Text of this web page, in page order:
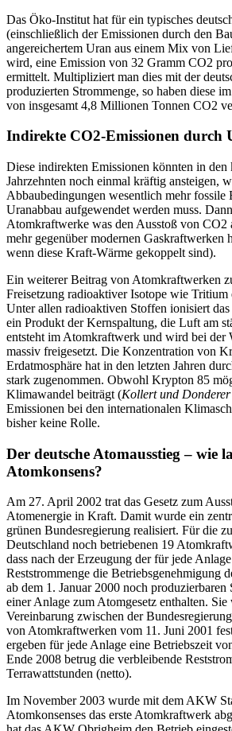
Das Öko-Institut hat für ein typisches
(einschließlich der Emissionen durch den
angereichertem Uran aus einem Mix von
wird, eine Emission von 32 Gramm CO2
ermittelt. Multipliziert man dies mit der
produzierten Strommenge, so haben diese
von insgesamt 4,8 Millionen Tonnen CO2
Indirekte CO2-Emissionen durch
Diese indirekten Emissionen könnten in den
Jahrzehnten noch einmal kräftig ansteigen,
Abbaubedingungen wesentlich mehr fossile
Uranabbau aufgewendet werden muss.
Atomkraftwerke was den Ausstoß von CO2
mehr gegenüber modernen Gaskraftwerken
wenn diese Kraft-Wärme gekoppelt sind).
Ein weiterer Beitrag von Atomkraftwerken
Freisetzung radioaktiver Isotope wie
Unter allen radioaktiven Stoffen ionisiert das
ein Produkt der Kernspaltung, die Luft am
entsteht im Atomkraftwerk und wird bei der
massiv freigesetzt. Die Konzentration von
Erdatmosphäre hat in den letzten Jahren
stark zugenommen. Obwohl Krypton 85
Klimawandel beiträgt (Kollert und
Emissionen bei den internationalen
bisher keine Rolle.
Der deutsche Atomausstieg – wie
Atomkonsens?
Am 27. April 2002 trat das Gesetz zum
Atomenergie in Kraft. Damit wurde ein
grünen Bundesregierung realisiert. Für die
Deutschland noch betriebenen 19
dass nach der Erzeugung der für jede
Reststrommenge die Betriebsgenehmigung
ab dem 1. Januar 2000 noch produzierbaren
einer Anlage zum Atomgesetz enthalten. Sie
Vereinbarung zwischen der
von Atomkraftwerken vom 11. Juni 2001
ergeben für jede Anlage eine Betriebszeit
Ende 2008 betrug die verbleibende
Terrawattstunden (netto).
Im November 2003 wurde mit dem AKW
Atomkonsenses das erste Atomkraftwerk